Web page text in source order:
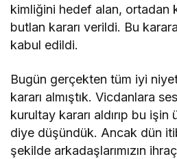
kimliğini hedef alan, ortadan
butlan kararı verildi. Bu
kabul edildi.
Bugün gerçekten tüm iyi
kararı almıştık. Vicdanlara
kurultay kararı aldırıp bu
diye düşündük. Ancak dün
şekilde arkadaşlarımızın